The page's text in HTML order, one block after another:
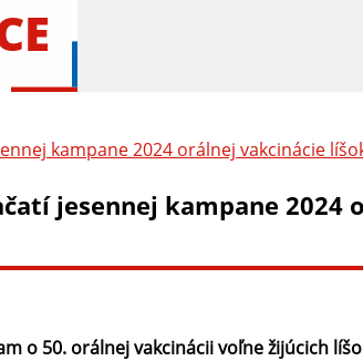
kampane 2024 orálnej vakcinácie
jesennej kampane 2024
o 50. orálnej vakcinácii voľne žijúcich